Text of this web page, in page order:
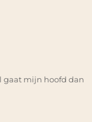
gaat mijn hoofd dan